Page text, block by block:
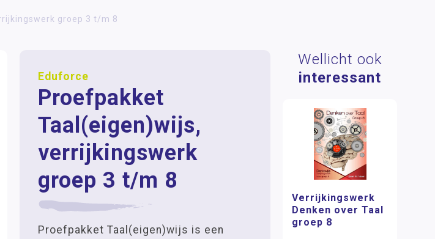
groep 3 t/m 8
Eduforce
Proefpakket
Taal(eigen)wijs,
verrijkingswerk
groep 3 t/m 8
Proefpakket Taal(eigen)wijs is een
Wellicht ook
interessant
Verrijkingswerk
Denken over Taal
groep 8